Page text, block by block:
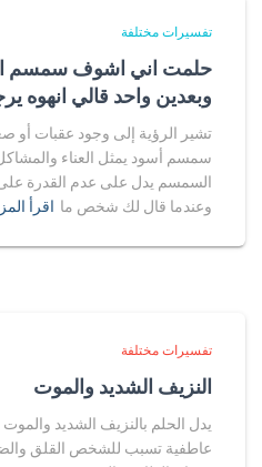
تفسيرات مختلفة
حلمت اني اشوف سمسم
وبعدين واحد قالي انهوه
تشير الرؤية إلى وجود عقبات أو
سمسم أسود يمثل العناء
السمسم يدل على عدم القدرة على
وعندما قال لك شخص ما اقرأ
تفسيرات مختلفة
النزيف الشديد والموت
يدل الحلم بالنزيف الشديد
عاطفية تسبب للشخص القلق